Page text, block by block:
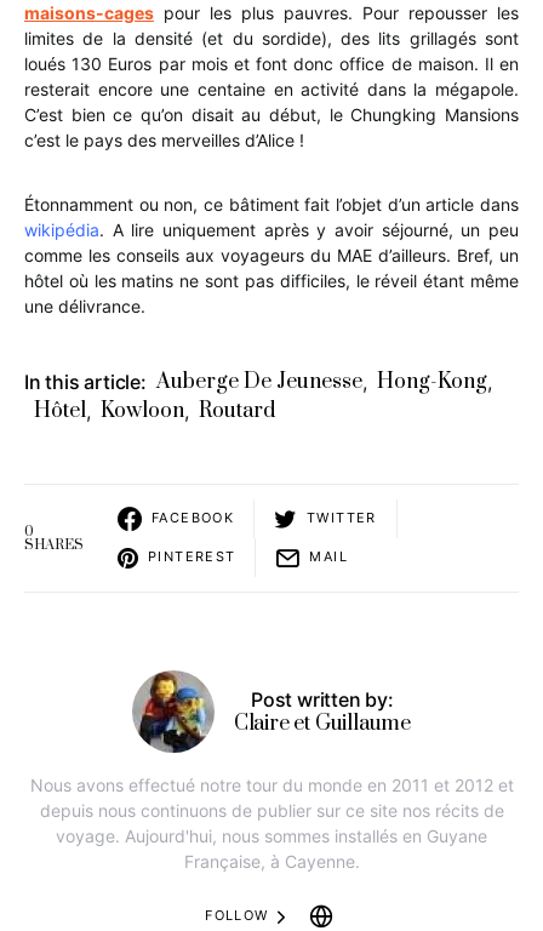
maisons-cages pour les plus pauvres. Pour repousser les
limites de la densité (et du sordide), des lits grillagés sont
loués 130 Euros par mois et font donc office de maison. Il en
resterait encore une centaine en activité dans la mégapole.
C’est bien ce qu’on disait au début, le Chungking Mansions
c’est le pays des merveilles d’Alice !
Étonnamment ou non, ce bâtiment fait l’objet d’un article dans
wikipédia. A lire uniquement après y avoir séjourné, un peu
comme les conseils aux voyageurs du MAE d’ailleurs. Bref, un
hôtel où les matins ne sont pas difficiles, le réveil étant même
une délivrance.
In this article: Auberge De Jeunesse, Hong-Kong,
Hôtel, Kowloon, Routard
0
SHARES
FACEBOOK TWITTER
PINTEREST MAIL
Post written by:
Claire et Guillaume
Nous avons effectué notre tour du monde en 2011 et 2012 et
depuis nous continuons de publier sur ce site nos récits de
voyage. Aujourd'hui, nous sommes installés en Guyane
Française, à Cayenne.
FOLLOW